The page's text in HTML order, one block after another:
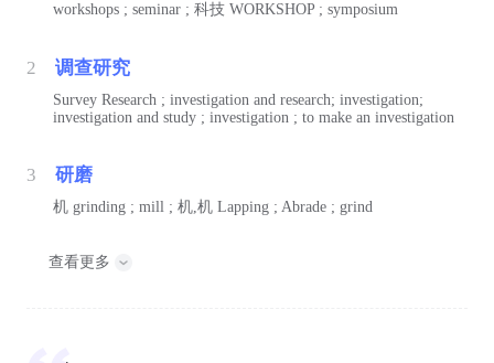
workshops ; seminar ; 科技 WORKSHOP ; symposium
2 调查研究
Survey Research ; investigation and research; investigation;
investigation and study ; investigation ; to make an investigation
3 研磨
机 grinding ; mill ; 机,机 Lapping ; Abrade ; grind
查看更多